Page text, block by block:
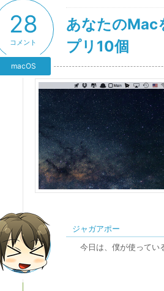
あなたのMac
プリ10個
28
コメント
macOS
ジャガアポー
今日は、僕が使ってい